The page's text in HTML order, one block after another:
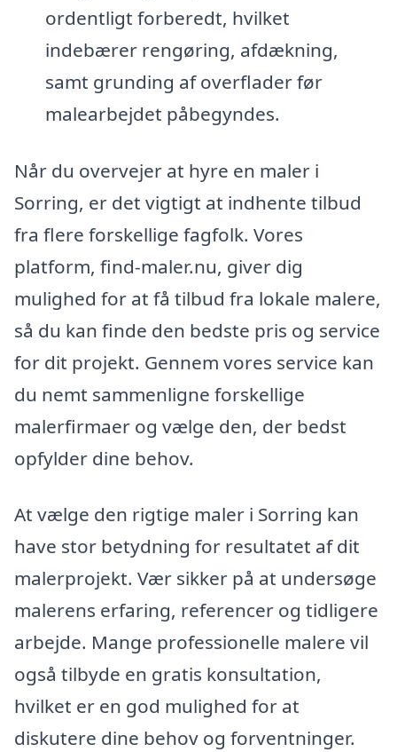
ordentligt forberedt, hvilket
indebærer rengøring, afdækning,
samt grunding af overflader før
malearbejdet påbegyndes.
Når du overvejer at hyre en maler i
Sorring, er det vigtigt at indhente tilbud
fra flere forskellige fagfolk. Vores
platform, find-maler.nu, giver dig
mulighed for at få tilbud fra lokale malere,
så du kan finde den bedste pris og service
for dit projekt. Gennem vores service kan
du nemt sammenligne forskellige
malerfirmaer og vælge den, der bedst
opfylder dine behov.
At vælge den rigtige maler i Sorring kan
have stor betydning for resultatet af dit
malerprojekt. Vær sikker på at undersøge
malerens erfaring, referencer og tidligere
arbejde. Mange professionelle malere vil
også tilbyde en gratis konsultation,
hvilket er en god mulighed for at
diskutere dine behov og forventninger.